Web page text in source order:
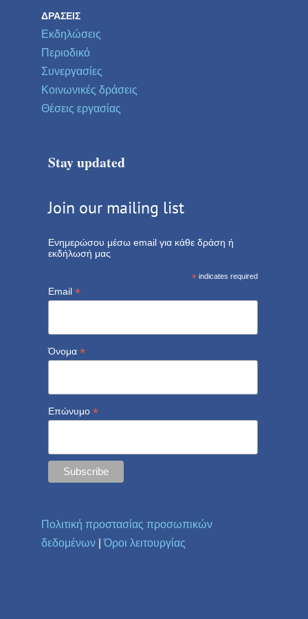
ΔΡΆΣΕΙΣ
Εκδηλώσεις
Περιοδικό
Συνεργασίες
Κοινωνικές δράσεις
Θέσεις εργασίας
Stay updated
Join our mailing list
Ενημερώσου μέσω email για κάθε δράση ή
εκδήλωσή μας
* indicates required
Email *
Όνομα *
Επώνυμο *
Πολιτική προστασίας προσωπικών
δεδομένων |Όροι λειτουργίας